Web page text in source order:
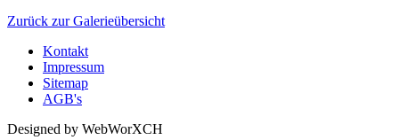
Zurück zur Galerieübersicht
Kontakt
Impressum
Sitemap
AGB's
Designed by WebWorXCH